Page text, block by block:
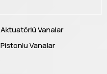
Aktuatörlü Vanalar
Pistonlu Vanalar